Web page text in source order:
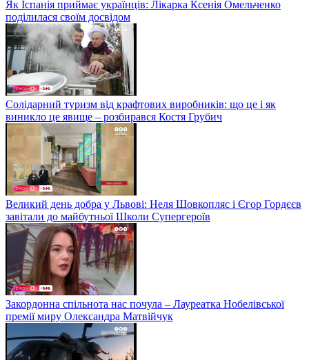
Як Іспанія приймає українців: Лікарка Ксенія Омельченко
поділилася своїм досвідом
Солідарний туризм від крафтових виробників: що це і як
виникло це явище – розбирався Костя Грубич
Великий день добра у Львові: Неля Шовкопляс і Єгор Гордєєв
завітали до майбутньої Школи Супергероїв
Закордонна спільнота нас почула – Лауреатка Нобелівської
премії миру Олександра Матвійчук